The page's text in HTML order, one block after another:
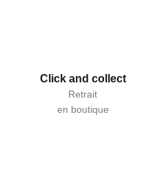
Click and collect
Retrait
en boutique